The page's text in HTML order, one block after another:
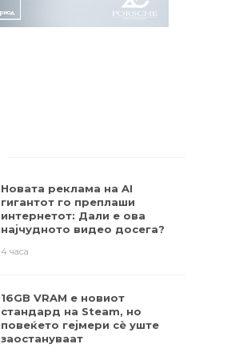
Новата реклама на AI
гигантот го преплаши
интернетот: Дали е ова
најчудното видео досега?
4 часа
16GB VRAM е новиот
стандард на Steam, но
повеќето гејмери ​​сè уште
заостануваат